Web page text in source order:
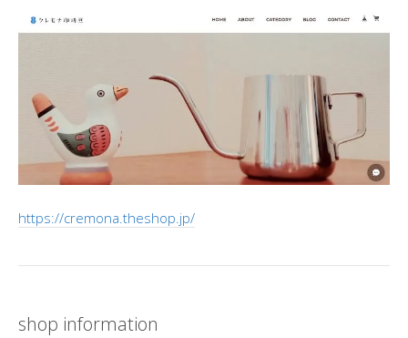
https://cremona.theshop.jp/
shop information